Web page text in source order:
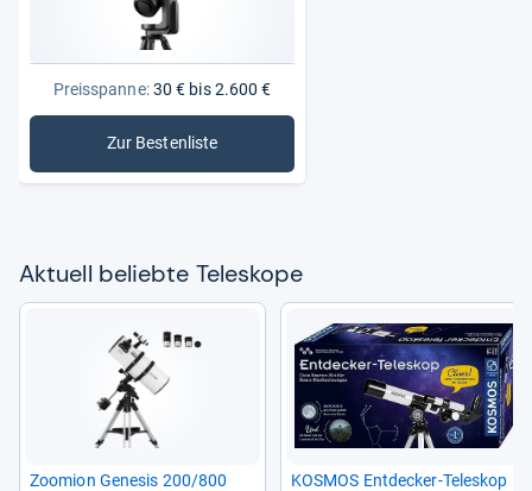
Preisspanne:30 € bis 2.600 €
Zur Bestenliste
: Teleskope
Aktu­ell beliebte Tele­skope
Zoo­mion Gene­sis 200/800
KOS­MOS Ent­de­cker-​Tele­skop